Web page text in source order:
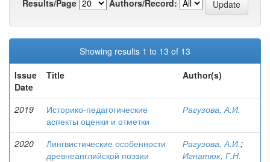
Results/Page
Authors/Record:
Showing results 1 to 13 of 13
Issue
Date
Title Author(s)
2019
Историко-педагогические
аспекты оценки и отметки
Рагузова, А.И.
2020
Лингвистические особенности
древнеанглийской поэзии
Рагузова, А.И.;
Игнатюк, Г.Н.